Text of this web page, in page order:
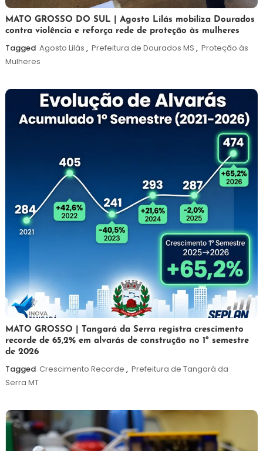
5
de
agosto
de
Maurilio
MATO GROSSO DO SUL | Agosto Lilás mobiliza Dourados
contra violência e reforça rede de proteção às mulheres
Tagged Agosto Lilás , Prefeitura de Dourados MS , Proteção às
Mulheres
5
de
agosto
de
2026
Maurilio
MATO GROSSO | Tangará da Serra registra crescimento
recorde de 65,2% em alvarás de construção no 1º semestre
de 2026
Tagged Crescimento Recorde , Prefeitura de Tangará da
Serra MT